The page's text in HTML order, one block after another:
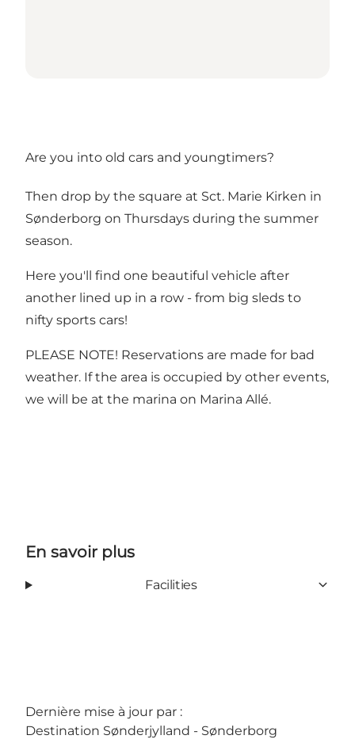
Are you into old cars and youngtimers?
Then drop by the square at Sct. Marie Kirken in
Sønderborg on Thursdays during the summer
season.
Here you'll find one beautiful vehicle after
another lined up in a row - from big sleds to
nifty sports cars!
PLEASE NOTE! Reservations are made for bad
weather. If the area is occupied by other events,
we will be at the marina on Marina Allé.
En savoir plus
Facilities
Dernière mise à jour par :
Destination Sønderjylland - Sønderborg